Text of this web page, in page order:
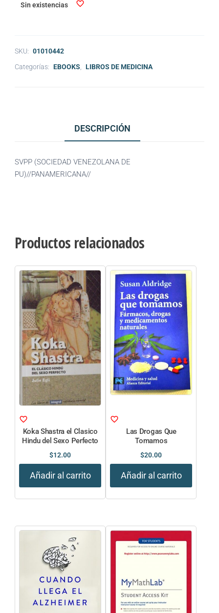
Sin existencias
SKU: 01010442
Categorías: EBOOKS LIBROS DE MEDICINA
DESCRIPCIÓN
SVPP (SOCIEDAD VENEZOLANA DE
PU)//PANAMERICANA//
Productos relacionados
Koka Shastra el Clasico
Hindu del Sexo Perfecto
$12.00
Añadir al carrito
Las Drogas Que
Tomamos
$20.00
Añadir al carrito